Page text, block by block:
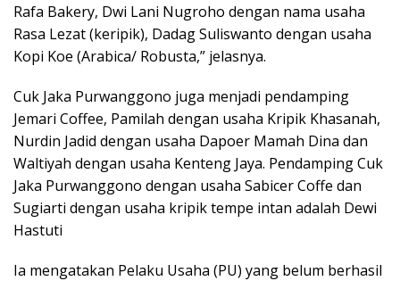
Rafa Bakery, Dwi Lani Nugroho dengan nama usaha
Rasa Lezat (keripik), Dadag Suliswanto dengan usaha
Kopi Koe (Arabica/ Robusta,” jelasnya.
Cuk Jaka Purwanggono juga menjadi pendamping
Jemari Coffee, Pamilah dengan usaha Kripik Khasanah,
Nurdin Jadid dengan usaha Dapoer Mamah Dina dan
Waltiyah dengan usaha Kenteng Jaya. Pendamping Cuk
Jaka Purwanggono dengan usaha Sabicer Coffe dan
Sugiarti dengan usaha kripik tempe intan adalah Dewi
Hastuti
Ia mengatakan Pelaku Usaha (PU) yang belum berhasil